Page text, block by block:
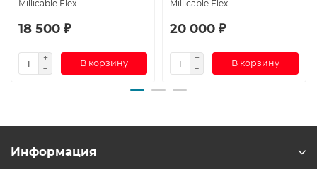
Millicable Flex
18 500 ₽
В корзину
Millicable Flex
20 000 ₽
В корзину
Информация